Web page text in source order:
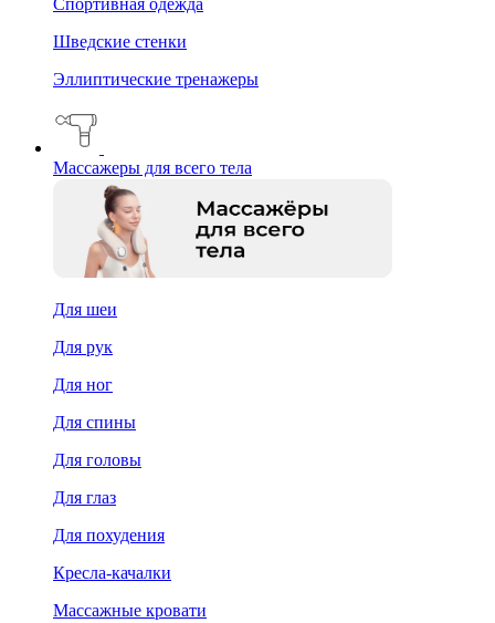
Шведские стенки
Эллиптические тренажеры
Массажеры для всего тела
Для шеи
Для рук
Для ног
Для спины
Для головы
Для глаз
Для похудения
Кресла-качалки
Массажные кровати